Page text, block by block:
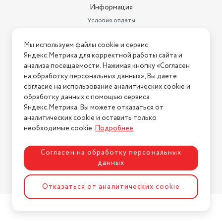
Вес без подставки, (кг)
4.5 кг
Выходы
оптический
Вход AUX
AV, компонентный, HDMI x2,
MHL, USB x2, Ethernet (RJ-45)
Поддержка DVB-T
DVB-T MPEG4
Поддержка DVB-T2
есть
Поддержка DVB-S
есть
Поддерживаемые носители
MP3, WMA, MPEG4, HEVC
(H.265), MKV, JPEG
Поддержка DVB-C
DVB-C MPEG4
Информация
Условия оплаты
Условия возврата
Нашли ошибку на сайте? Напишите нам
2026 © Интернет-магазин "АстМаркет". У нас есть всё!
Политика конфиденциальности
Разработка сайтаASTDESIGN
Мы используем файлы cookie и сервис
Яндекс.Метрика для корректной работы сайта и
анализа посещаемости. Нажимая кнопку «Согласен
на обработку персональных данных», Вы даете
согласие на использование аналитических cookie и
обработку данных с помощью сервиса
Яндекс.Метрика. Вы можете отказаться от
аналитических cookie и оставить только
необходимые cookie.Подробнее.
Согласен на обработку персональных
данных
Отказаться от аналитических cookie